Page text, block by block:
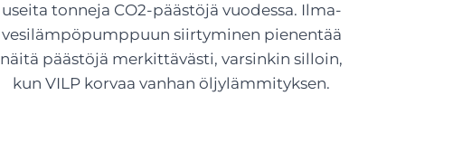
useita tonneja CO2-päästöjä vuodessa. Ilma-
vesilämpöpumppuun siirtyminen pienentää
näitä päästöjä merkittävästi, varsinkin silloin,
kun VILP korvaa vanhan öljylämmityksen.